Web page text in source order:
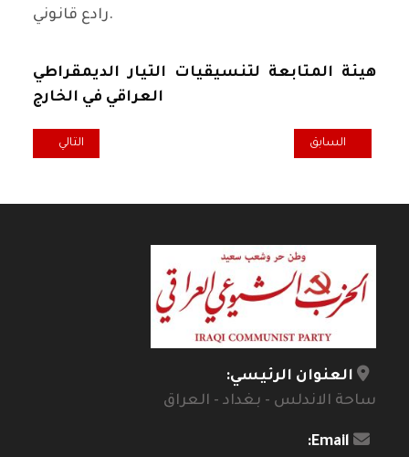
رادع قانوني.
هيئة المتابعة لتنسيقيات التيار الديمقراطي
العراقي في الخارج
المقال السابق: تعزية الشيوعي العراقي للجبهة الشعبية لتحرير
السابق المقال التالي:
التالي
العنوان الرئيسي:
ساحة الاندلس - بغداد - العراق
Email: